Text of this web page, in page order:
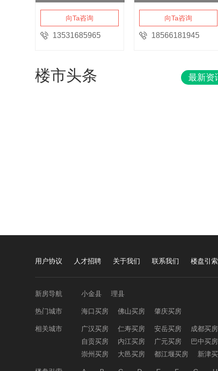
向Ta咨询
13531685965
向Ta咨询
18566181945
楼市头条 最新资
用户协议 人才招聘 关于我们 联系我们 楼盘引索
新房导航 小金县 理县
热门城市 海口买房 佛山买房 肇庆买房
相关城市 广汉买房 仁寿买房 安岳买房 成都买房
自贡买房
内江买房 广元买房 巴中买房
崇州买房
大邑买房 都江堰买房 新津